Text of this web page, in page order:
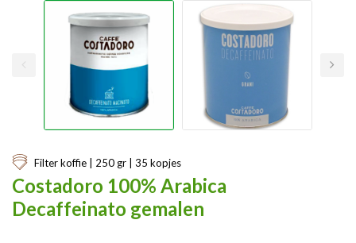
Filter koffie | 250 gr | 35 kopjes
Costadoro 100% Arabica
Decaffeinato gemalen